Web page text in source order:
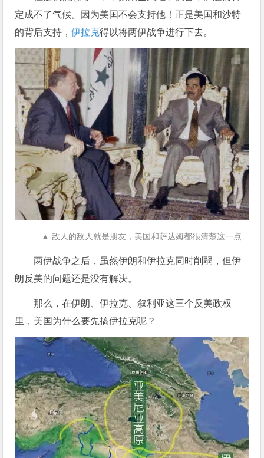
定成不了气候。因为美国不会支持他！正是美国和沙特
的背后支持，伊拉克得以将两伊战争进行下去。
▲ 敌人的敌人就是朋友，美国和萨达姆都很清楚这一点
两伊战争之后，虽然伊朗和伊拉克同时削弱，但伊
朗反美的问题还是没有解决。
那么，在伊朗、伊拉克、叙利亚这三个反美政权
里，美国为什么要先搞伊拉克呢？